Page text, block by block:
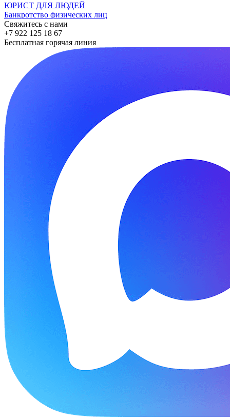
ЮРИСТ ДЛЯ ЛЮДЕЙ
Банкротство физических лиц
Свяжитесь с нами
+7 922 125 18 67
Бесплатная горячая линия